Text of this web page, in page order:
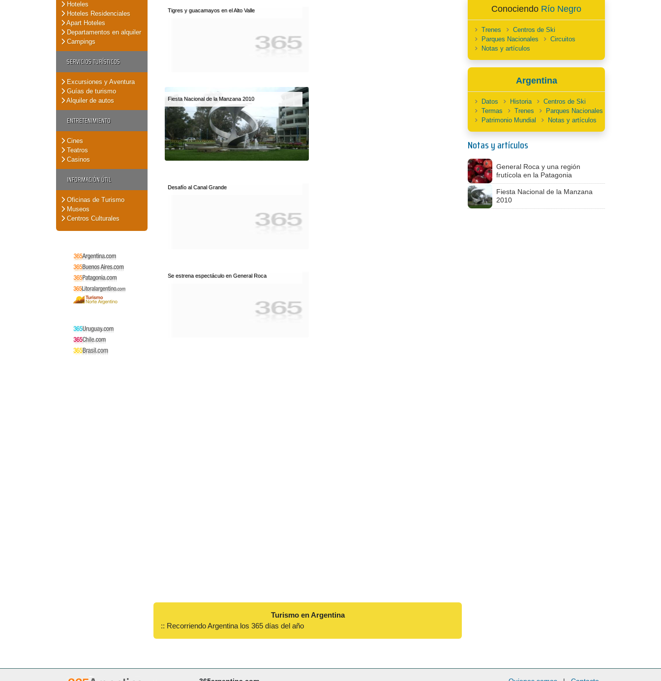
Hoteles
Hoteles Residenciales
Apart Hoteles
Departamentos en alquiler
Campings
SERVICIOS TURÍSTICOS
Excursiones y Aventura
Guías de turismo
Alquiler de autos
ENTRETENIMIENTO
Cines
Teatros
Casinos
INFORMACIÓN ÚTIL
Oficinas de Turismo
Museos
Centros Culturales
Tigres y guacamayos en el Alto Valle
Fiesta Nacional de la Manzana 2010
Desafío al Canal Grande
Se estrena espectáculo en General Roca
Turismo en Argentina
:: Recorriendo Argentina los 365 días del año
Conociendo Río Negro
Trenes
Centros de Ski
Parques Nacionales
Circuitos
Notas y artículos
Argentina
Datos Historia
Centros de Ski
Termas
Trenes
Parques Nacionales
Patrimonio Mundial
Notas y artículos
Notas y artículos
General Roca y una región
frutícola en la Patagonia
Fiesta Nacional de la Manzana
2010